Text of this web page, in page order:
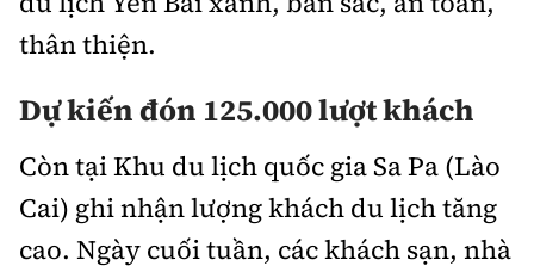
thân thiện.
Dự kiến đón 125.000 lượt khách
Còn tại Khu du lịch quốc gia Sa Pa (Lào
Cai) ghi nhận lượng khách du lịch tăng
cao. Ngày cuối tuần, các khách sạn, nhà